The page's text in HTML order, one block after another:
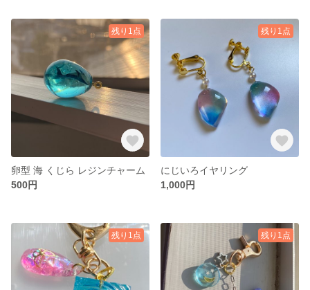
残り1点
卵型 海 くじら レジンチャーム
500円
残り1点
にじいろイヤリング
1,000円
残り1点 残り1点